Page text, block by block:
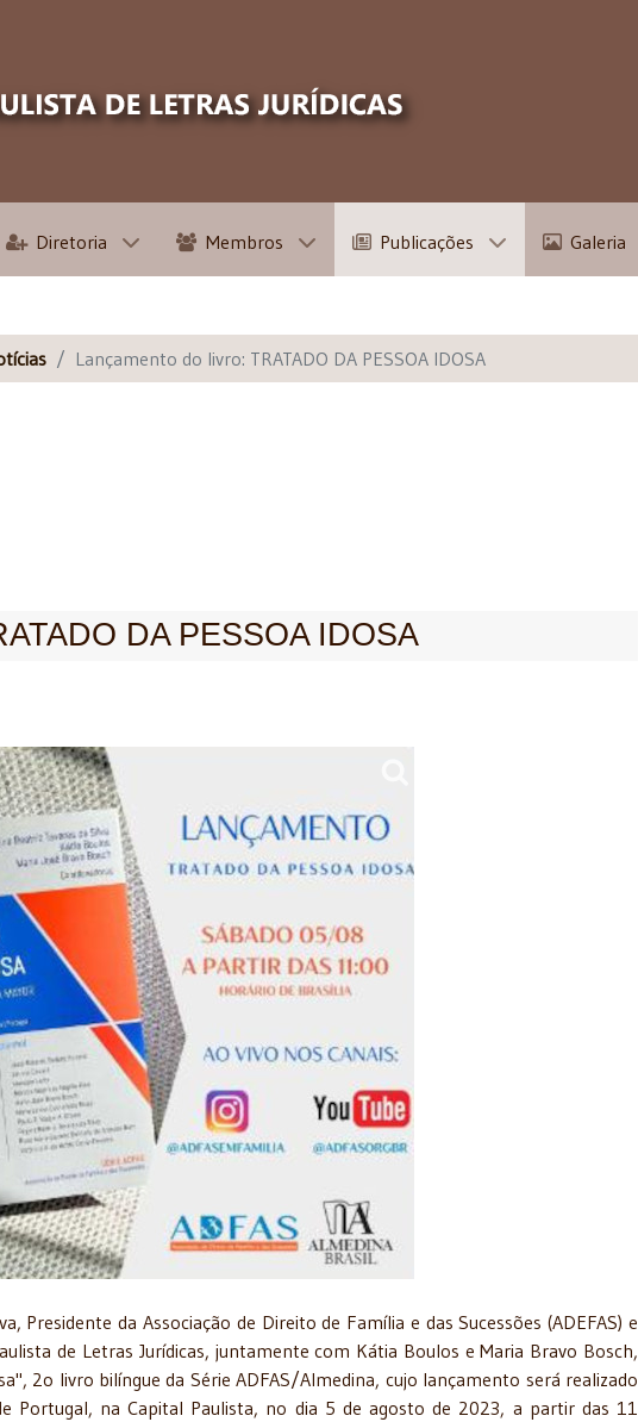
Diretoria Membros Publicações Galeria
Lançamento do livro: TRATADO DA PESSOA IDOSA
DA PESSOA IDOSA
Presidente da Associação de Direito de Família e das Sucessões (ADEFAS) e
de Letras Jurídicas, juntamente com Kátia Boulos e Maria Bravo Bosch,
2o livro bilíngue da Série ADFAS/Almedina, cujo lançamento será realizado
Portugal, na Capital Paulista, no dia 5 de agosto de 2023, a partir das 11